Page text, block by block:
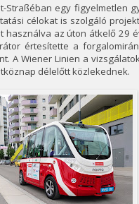
Straßéban egy figyelmetlen
célokat is szolgáló
az úton átkelő 29
értesítette a
A Wiener Linien a
délelőtt közlekednek.